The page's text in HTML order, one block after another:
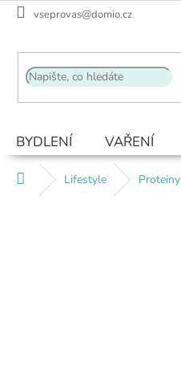
Přejít
vseprovas@domio.cz
BYDLENÍ VAŘENÍ
Domů Lifestyle Proteiny